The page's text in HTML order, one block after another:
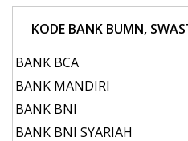
KODE BANK BUMN,
BANK BCA
BANK MANDIRI
BANK BNI
BANK BNI SYARIAH